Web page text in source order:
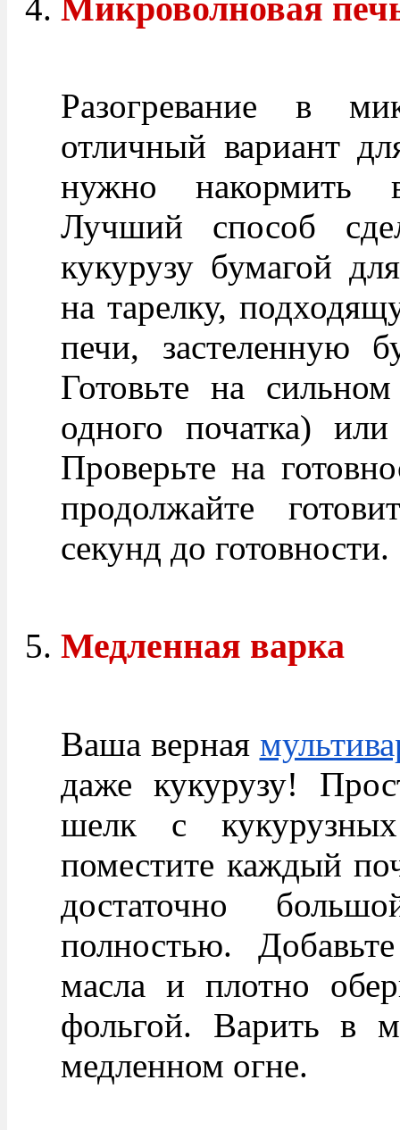
Микроволновая
Разогревание в
отличный вариант
нужно накормить
Лучший способ
кукурузу бумагой
на тарелку,
печи, застеленную
Готовьте на
одного початка)
Проверьте на
продолжайте
секунд до готовности.
Медленная варка
Ваша верная
даже кукурузу!
шелк с
поместите каждый
достаточно
полностью.
масла и плотно
фольгой. Варить в
медленном огне.